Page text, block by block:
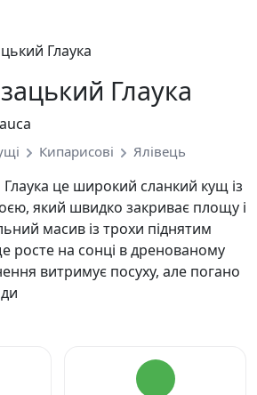
Глаука
Кипарисові Ялівець
це широкий сланкий кущ із
який швидко закриває площу і
масив із трохи піднятим
росте на сонці в дренованому
витримує посуху, але погано